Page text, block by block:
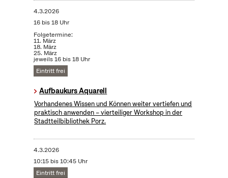
4.3.2026
16 bis 18 Uhr
Folgetermine:
11. März
18. März
25. März
jeweils 16 bis 18 Uhr
Eintritt frei
Aufbaukurs Aquarell
Vorhandenes Wissen und Können weiter vertiefen und
praktisch anwenden – vierteiliger Workshop in der
Stadtteilbibliothek Porz.
4.3.2026
10:15 bis 10:45 Uhr
Eintritt frei